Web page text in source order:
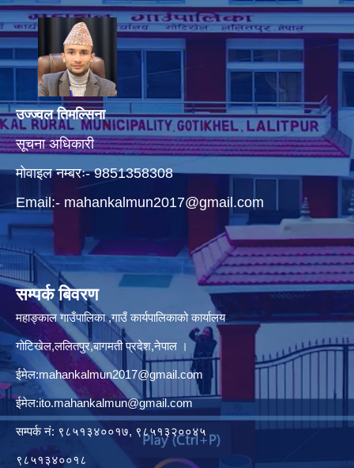
उज्ज्वल तिमल्सिना
सूचना अधिकारी
मोवाइल नम्बरः- 9851358308
Email:- mahankalmun2017@gmail.com
सम्पर्क बिवरण
महाङ्काल गाउँपालिका ,गाउँ कार्यपालिकाको कार्यालय
गोटिखेल,ललितपुर,बागमती प्रदेश,नेपाल ।
ईमेल:mahankalmun2017@gmail.com
ईमेल:ito.mahankalmun@gmail.com
सम्पर्क नं: ९८५१३४००१७, ९८५१३२००४५
९८५१३४००१८